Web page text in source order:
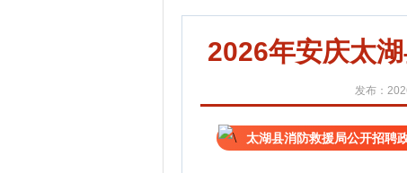
2026年安庆太
发布：
太湖县消防救援局公开招聘